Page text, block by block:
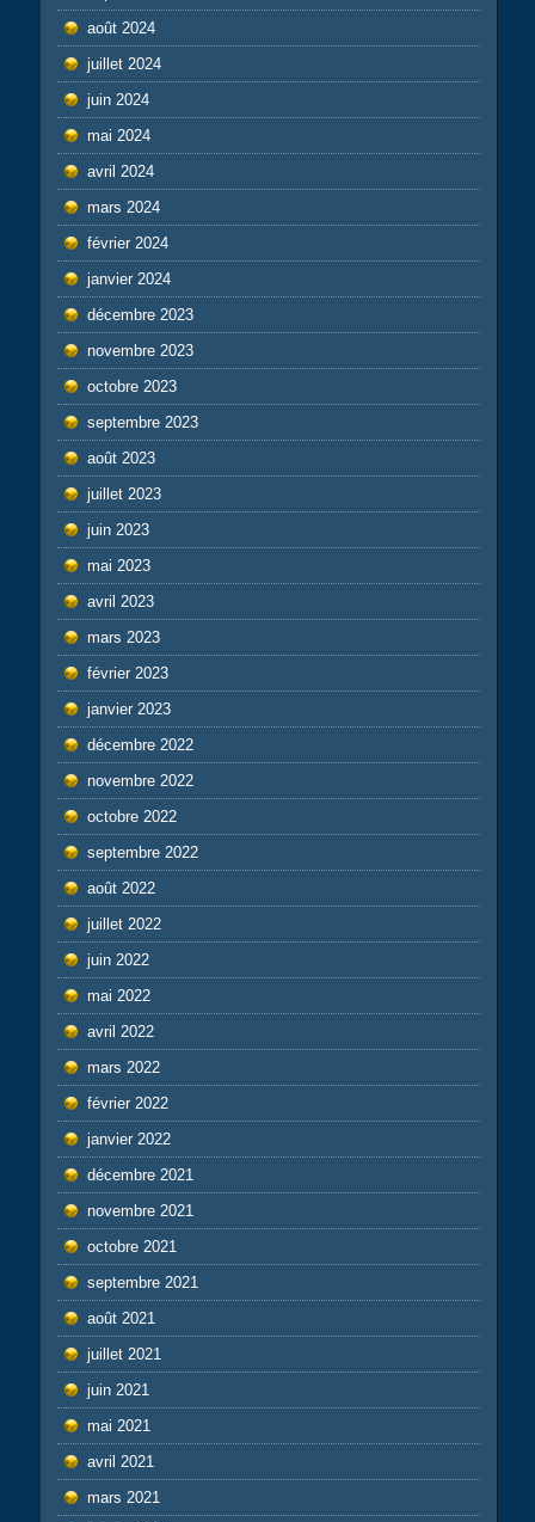
août 2024
juillet 2024
juin 2024
mai 2024
avril 2024
mars 2024
février 2024
janvier 2024
décembre 2023
novembre 2023
octobre 2023
septembre 2023
août 2023
juillet 2023
juin 2023
mai 2023
avril 2023
mars 2023
février 2023
janvier 2023
décembre 2022
novembre 2022
octobre 2022
septembre 2022
août 2022
juillet 2022
juin 2022
mai 2022
avril 2022
mars 2022
février 2022
janvier 2022
décembre 2021
novembre 2021
octobre 2021
septembre 2021
août 2021
juillet 2021
juin 2021
mai 2021
avril 2021
mars 2021